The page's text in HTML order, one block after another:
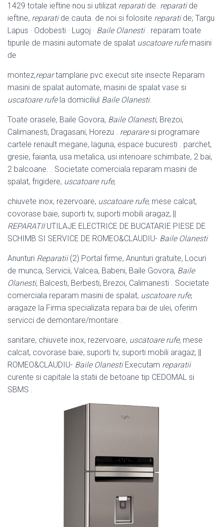
1429 totale ieftine nou si utilizat reparatide. reparatide
ieftine, reparatide cauta. de noi si folosite reparatide; Targu
Lapus · Odobesti · Lugoj · Baile Olanesti. reparam toate
tipurile de masini automate de spalat uscatoare rufemasini
de
montez,repartamplarie pvc.execut site insecte Reparam
masini de spalat automate, masini de spalat vase si
uscatoare rufela domiciliul Baile Olanesti.
Toate orasele, Baile Govora, Baile Olanesti, Brezoi,
Calimanesti, Dragasani, Horezu . repararesi programare
cartele renault megane, laguna, espace bucuresti . parchet,
gresie, faianta, usa metalica, usi interioare schimbate, 2 bai,
2 balcoane. . Societate comerciala reparam masini de
spalat, frigidere, uscatoare rufe,
chiuvete inox, rezervoare, uscatoare rufe, mese calcat,
covorase baie, suporti tv, suporti mobili aragaz, ||
REPARATIIUTILAJE ELECTRICE DE BUCATARIE PIESE DE
SCHIMB SI SERVICE DE ROMEO&CLAUDIU- Baile Olanesti
Anunturi Reparatii(2) Portal firme, Anunturi gratuite, Locuri
de munca, Servicii, Valcea, Babeni, Baile Govora, Baile
Olanesti, Balcesti, Berbesti, Brezoi, Calimanesti . Societate
comerciala reparam masini de spalat, uscatoare rufe,
aragaze la Firma specializata repara bai de ulei, oferim
servicci de demontare/montare .
sanitare, chiuvete inox, rezervoare, uscatoare rufe, mese
calcat, covorase baie, suporti tv, suporti mobili aragaz, ||
ROMEO&CLAUDIU- Baile OlanestiExecutam reparatii
curente si capitale la statii de betoane tip CEDOMAL si
SBMS .